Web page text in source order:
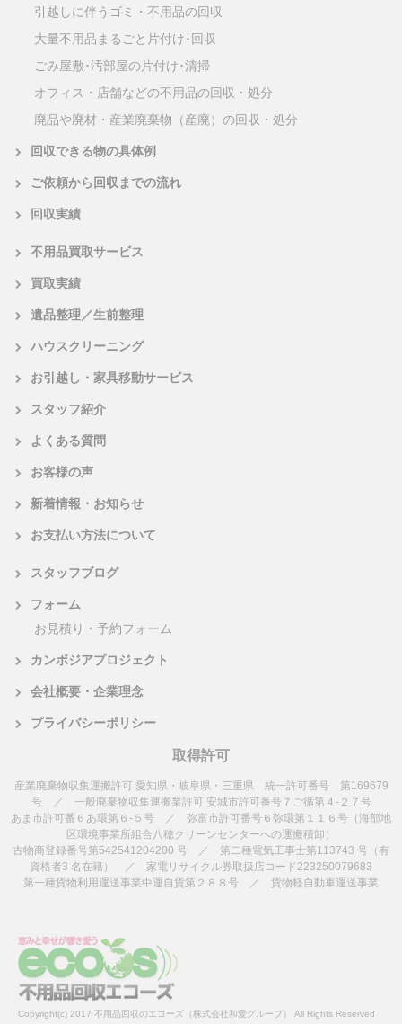
引越しに伴うゴミ・不用品の回収
大量不用品まるごと片付け･回収
ごみ屋敷･汚部屋の片付け･清掃
オフィス・店舗などの不用品の回収・処分
廃品や廃材・産業廃棄物（産廃）の回収・処分
回収できる物の具体例
ご依頼から回収までの流れ
回収実績
不用品買取サービス
買取実績
遺品整理／生前整理
ハウスクリーニング
お引越し・家具移動サービス
スタッフ紹介
よくある質問
お客様の声
新着情報・お知らせ
お支払い方法について
スタッフブログ
フォーム
お見積り・予約フォーム
カンボジアプロジェクト
会社概要・企業理念
プライバシーポリシー
取得許可
産業廃棄物収集運搬許可 愛知県・岐阜県・三重県 統一許可番号 第169679
号 ／ 一般廃棄物収集運搬業許可 安城市許可番号７ご循第４-２７号
あま市許可番６あ環第６-５号 ／ 弥富市許可番号６弥環第１１６号（海部地
区環境事業所組合八穂クリーンセンターへの運搬積卸）
古物商登録番号第542541204200 号 ／ 第二種電気工事士第113743 号（有
資格者3 名在籍） ／ 家電リサイクル券取扱店コード223250079683
第一種貨物利用運送事業中運自貨第２８８号 ／ 貨物軽自動車運送事業
Copyright(c) 2017 不用品回収のエコーズ（株式会社和愛グループ） All Rights Reserved